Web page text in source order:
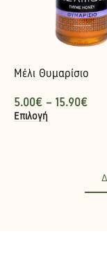
Μέλι Θυμαρίσιο
5.00€ – 15.90€
Επιλογή